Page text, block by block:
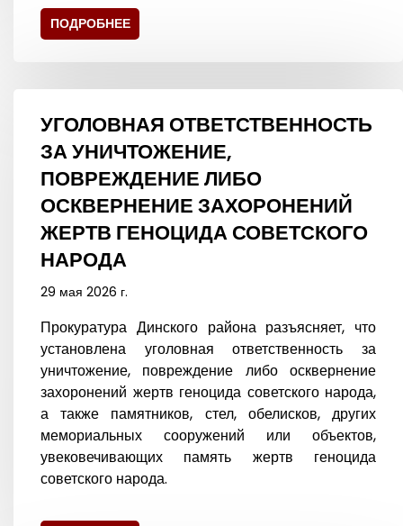
ПОДРОБНЕЕ
УГОЛОВНАЯ ОТВЕТСТВЕННОСТЬ
ЗА УНИЧТОЖЕНИЕ,
ПОВРЕЖДЕНИЕ ЛИБО
ОСКВЕРНЕНИЕ ЗАХОРОНЕНИЙ
ЖЕРТВ ГЕНОЦИДА СОВЕТСКОГО
НАРОДА
29 мая 2026 г.
Прокуратура Динского района разъясняет, что
установлена уголовная ответственность за
уничтожение, повреждение либо осквернение
захоронений жертв геноцида советского народа,
а также памятников, стел, обелисков, других
мемориальных сооружений или объектов,
увековечивающих память жертв геноцида
советского народа.